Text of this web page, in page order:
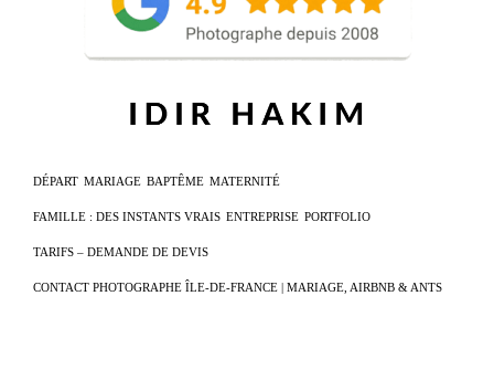
DÉPART MARIAGE BAPTÊME MATERNITÉ
FAMILLE : DES INSTANTS VRAIS ENTREPRISE PORTFOLIO
TARIFS – DEMANDE DE DEVIS
CONTACT PHOTOGRAPHE ÎLE-DE-FRANCE | MARIAGE, AIRBNB & ANTS